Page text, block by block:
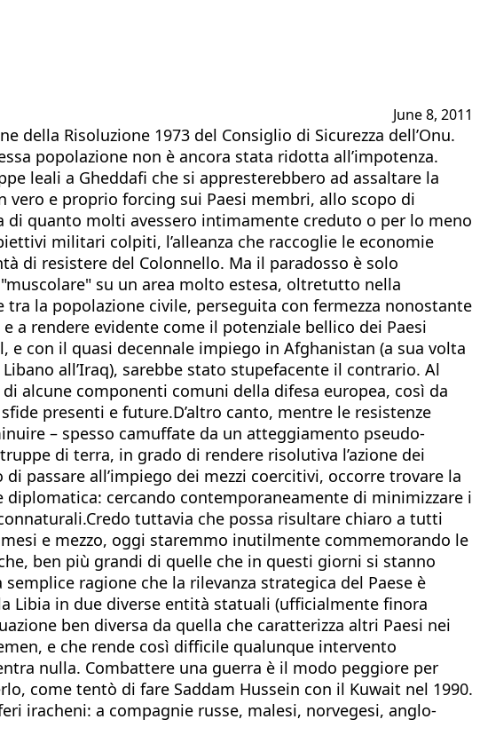
June 8, 2011
Risoluzione 1973 del Consiglio di Sicurezza dell’Onu.
popolazione non è ancora stata ridotta all’impotenza.
leali a Gheddafi che si appresterebbero ad assaltare la
vero e proprio forcing sui Paesi membri, allo scopo di
quanto molti avessero intimamente creduto o per lo meno
militari colpiti, l’alleanza che raccoglie le economie
di resistere del Colonnello. Ma il paradosso è solo
su un area molto estesa, oltretutto nella
la popolazione civile, perseguita con fermezza nonostante
rendere evidente come il potenziale bellico dei Paesi
con il quasi decennale impiego in Afghanistan (a sua volta
all’Iraq), sarebbe stato stupefacente il contrario. Al
alcune componenti comuni della difesa europea, così da
presenti e future.D’altro canto, mentre le resistenze
– spesso camuffate da un atteggiamento pseudo-
di terra, in grado di rendere risolutiva l’azione dei
passare all’impiego dei mezzi coercitivi, occorre trovare la
diplomatica: cercando contemporaneamente di minimizzare i
tuttavia che possa risultare chiaro a tutti
e mezzo, oggi staremmo inutilmente commemorando le
ben più grandi di quelle che in questi giorni si stanno
ragione che la rilevanza strategica del Paese è
Libia in due diverse entità statuali (ufficialmente finora
ben diversa da quella che caratterizza altri Paesi nei
e che rende così difficile qualunque intervento
nulla. Combattere una guerra è il modo peggiore per
come tentò di fare Saddam Hussein con il Kuwait nel 1990.
iracheni: a compagnie russe, malesi, norvegesi, anglo-